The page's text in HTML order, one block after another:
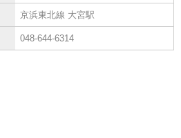
京浜東北線 大宮駅
048-644-6314